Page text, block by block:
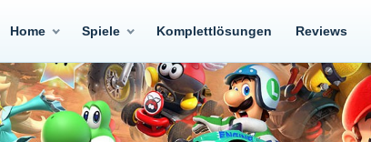
Home Spiele Komplettlösungen Reviews